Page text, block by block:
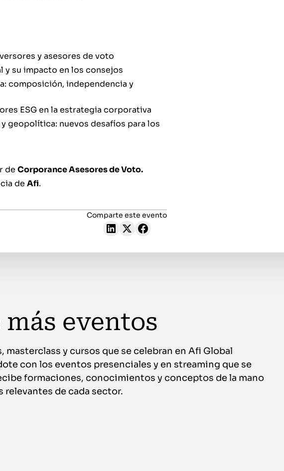
y asesores de voto
y su impacto en los consejos
composición, independencia y
ESG en la estrategia corporativa
geopolítica: nuevos desafíos para los
deCorporance Asesores de Voto.
deAfi.
Comparte este evento
eventos
masterclass y cursos que se celebran en Afi Global
con los eventos presenciales y en streaming que se
formaciones, conocimientos y conceptos de la mano
relevantes de cada sector.